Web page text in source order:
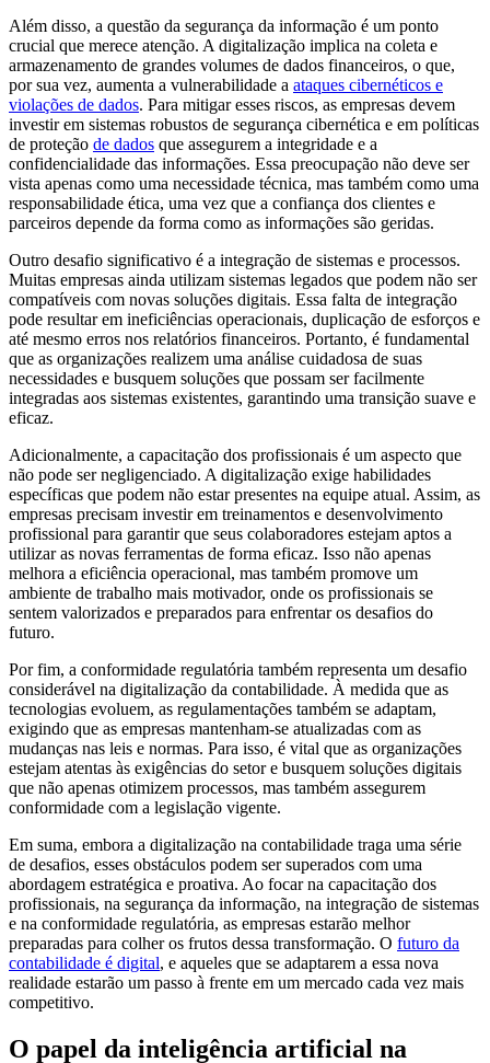
Além disso, a questão da segurança da informação é um ponto
crucial que merece atenção. A digitalização implica na coleta e
armazenamento de grandes volumes de dados financeiros, o que,
por sua vez, aumenta a vulnerabilidade a ataques cibernéticos e
violações de dados. Para mitigar esses riscos, as empresas devem
investir em sistemas robustos de segurança cibernética e em políticas
de proteção de dados que assegurem a integridade e a
confidencialidade das informações. Essa preocupação não deve ser
vista apenas como uma necessidade técnica, mas também como uma
responsabilidade ética, uma vez que a confiança dos clientes e
parceiros depende da forma como as informações são geridas.
Outro desafio significativo é a integração de sistemas e processos.
Muitas empresas ainda utilizam sistemas legados que podem não ser
compatíveis com novas soluções digitais. Essa falta de integração
pode resultar em ineficiências operacionais, duplicação de esforços e
até mesmo erros nos relatórios financeiros. Portanto, é fundamental
que as organizações realizem uma análise cuidadosa de suas
necessidades e busquem soluções que possam ser facilmente
integradas aos sistemas existentes, garantindo uma transição suave e
eficaz.
Adicionalmente, a capacitação dos profissionais é um aspecto que
não pode ser negligenciado. A digitalização exige habilidades
específicas que podem não estar presentes na equipe atual. Assim, as
empresas precisam investir em treinamentos e desenvolvimento
profissional para garantir que seus colaboradores estejam aptos a
utilizar as novas ferramentas de forma eficaz. Isso não apenas
melhora a eficiência operacional, mas também promove um
ambiente de trabalho mais motivador, onde os profissionais se
sentem valorizados e preparados para enfrentar os desafios do
futuro.
Por fim, a conformidade regulatória também representa um desafio
considerável na digitalização da contabilidade. À medida que as
tecnologias evoluem, as regulamentações também se adaptam,
exigindo que as empresas mantenham-se atualizadas com as
mudanças nas leis e normas. Para isso, é vital que as organizações
estejam atentas às exigências do setor e busquem soluções digitais
que não apenas otimizem processos, mas também assegurem
conformidade com a legislação vigente.
Em suma, embora a digitalização na contabilidade traga uma série
de desafios, esses obstáculos podem ser superados com uma
abordagem estratégica e proativa. Ao focar na capacitação dos
profissionais, na segurança da informação, na integração de sistemas
e na conformidade regulatória, as empresas estarão melhor
preparadas para colher os frutos dessa transformação. O futuro da
contabilidade é digital, e aqueles que se adaptarem a essa nova
realidade estarão um passo à frente em um mercado cada vez mais
competitivo.
O papel da inteligência artificial na